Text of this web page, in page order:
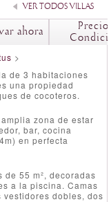
VER TODOS VILLAS
ahora
>
de 3 habitaciones
una propiedad
de cocoteros.
zona de estar
bar, cocina
en perfecta
55 m², decoradas
a la piscina. Camas
vestidores dobles, dos